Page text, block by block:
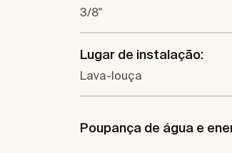
3/8"
Lugar de instalação:
Lava-louça
Poupança de água e